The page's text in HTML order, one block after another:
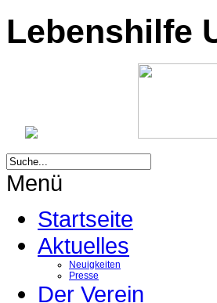
Lebenshilfe
Menü
Startseite
Aktuelles
Neuigkeiten
Presse
Der Verein